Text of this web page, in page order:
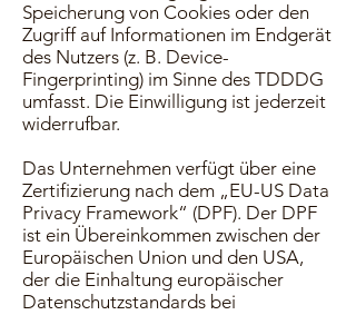
Speicherung von Cookies oder den
Zugriff auf Informationen im Endgerät
des Nutzers (z. B. Device-
Fingerprinting) im Sinne des TDDDG
umfasst. Die Einwilligung ist jederzeit
widerrufbar.
Das Unternehmen verfügt über eine
Zertifizierung nach dem „EU-US Data
Privacy Framework“ (DPF). Der DPF
ist ein Übereinkommen zwischen der
Europäischen Union und den USA,
der die Einhaltung europäischer
Datenschutzstandards bei